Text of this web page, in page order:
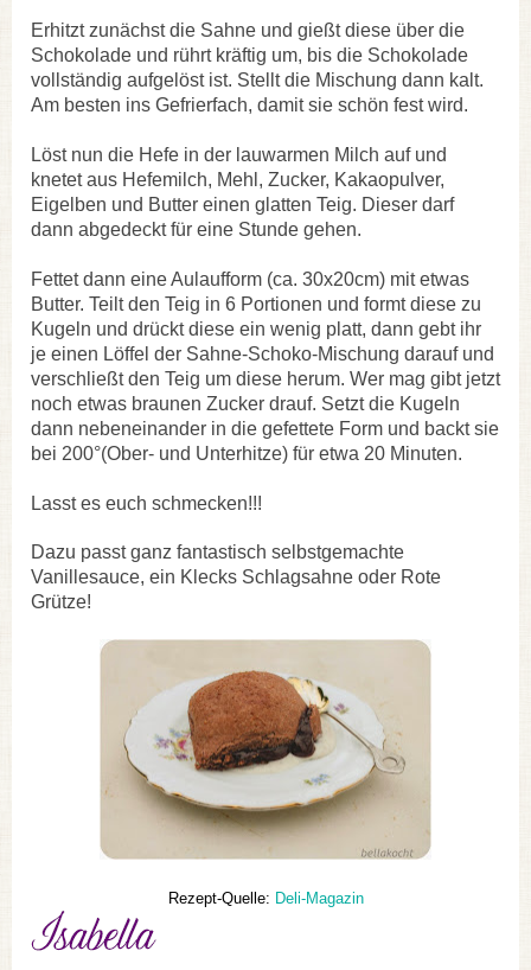
Erhitzt zunächst die Sahne und gießt diese über die
Schokolade und rührt kräftig um, bis die Schokolade
vollständig aufgelöst ist. Stellt die Mischung dann kalt.
Am besten ins Gefrierfach, damit sie schön fest wird.
Löst nun die Hefe in der lauwarmen Milch auf und
knetet aus Hefemilch, Mehl, Zucker, Kakaopulver,
Eigelben und Butter einen glatten Teig. Dieser darf
dann abgedeckt für eine Stunde gehen.
Fettet dann eine Aulaufform (ca. 30x20cm) mit etwas
Butter. Teilt den Teig in 6 Portionen und formt diese zu
Kugeln und drückt diese ein wenig platt, dann gebt ihr
je einen Löffel der Sahne-Schoko-Mischung darauf und
verschließt den Teig um diese herum. Wer mag gibt jetzt
noch etwas braunen Zucker drauf. Setzt die Kugeln
dann nebeneinander in die gefettete Form und backt sie
bei 200°(Ober- und Unterhitze) für etwa 20 Minuten.
Lasst es euch schmecken!!!
Dazu passt ganz fantastisch selbstgemachte
Vanillesauce, ein Klecks Schlagsahne oder Rote
Grütze!
Rezept-Quelle: Deli-Magazin